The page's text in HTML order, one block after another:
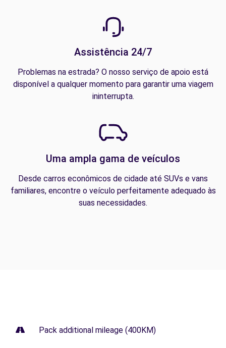
Assistência 24/7
Problemas na estrada? O nosso serviço de apoio está
disponível a qualquer momento para garantir uma viagem
ininterrupta.
Uma ampla gama de veículos
Desde carros econômicos de cidade até SUVs e vans
familiares, encontre o veículo perfeitamente adequado às
suas necessidades.
Pack additional mileage (400KM)